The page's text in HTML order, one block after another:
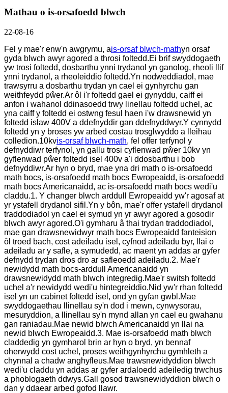
Mathau o is-orsafoedd blwch
22-08-16
Fel y mae'r enw'n awgrymu, ais-orsaf blwch-mathyn orsaf
gyda blwch awyr agored a throsi foltedd.Ei brif swyddogaeth
yw trosi foltedd, dosbarthu ynni trydanol yn ganolog, rheoli llif
ynni trydanol, a rheoleiddio foltedd.Yn nodweddiadol, mae
trawsyrru a dosbarthu trydan yn cael ei gynhyrchu gan
weithfeydd pŵer.Ar ôl i'r foltedd gael ei gynyddu, caiff ei
anfon i wahanol ddinasoedd trwy linellau foltedd uchel, ac
yna caiff y foltedd ei ostwng fesul haen i'w drawsnewid yn
foltedd islaw 400V a ddefnyddir gan ddefnyddwyr.Y cynnydd
foltedd yn y broses yw arbed costau trosglwyddo a lleihau
colledion.10kvis-orsaf blwch-math, fel offer terfynol y
defnyddiwr terfynol, yn gallu trosi cyflenwad pŵer 10kv yn
gyflenwad pŵer foltedd isel 400v a'i ddosbarthu i bob
defnyddiwr.Ar hyn o bryd, mae yna dri math o is-orsafoedd
math bocs, is-orsafoedd math bocs Ewropeaidd, is-orsafoedd
math bocs Americanaidd, ac is-orsafoedd math bocs wedi'u
claddu.1. Y changer blwch arddull Ewropeaidd yw'r agosaf at
yr ystafell drydanol sifil.Yn y bôn, mae'r offer ystafell drydanol
traddodiadol yn cael ei symud yn yr awyr agored a gosodir
blwch awyr agored.O'i gymharu â thai trydan traddodiadol,
mae gan drawsnewidwyr math bocs Ewropeaidd fanteision
ôl troed bach, cost adeiladu isel, cyfnod adeiladu byr, llai o
adeiladu ar y safle, a symudedd, ac maent yn addas ar gyfer
defnydd trydan dros dro ar safleoedd adeiladu.2. Mae'r
newidydd math bocs-arddull Americanaidd yn
drawsnewidydd math blwch integredig.Mae'r switsh foltedd
uchel a'r newidydd wedi'u hintegreiddio.Nid yw'r rhan foltedd
isel yn un cabinet foltedd isel, ond yn gyfan gwbl.Mae
swyddogaethau llinellau sy'n dod i mewn, cynwysorau,
mesuryddion, a llinellau sy'n mynd allan yn cael eu gwahanu
gan raniadau.Mae newid blwch Americanaidd yn llai na
newid blwch Ewropeaidd.3. Mae is-orsafoedd math blwch
claddedig yn gymharol brin ar hyn o bryd, yn bennaf
oherwydd cost uchel, proses weithgynhyrchu gymhleth a
chynnal a chadw anghyfleus.Mae trawsnewidyddion blwch
wedi'u claddu yn addas ar gyfer ardaloedd adeiledig trwchus
a phoblogaeth ddwys.Gall gosod trawsnewidyddion blwch o
dan y ddaear arbed gofod llawr.